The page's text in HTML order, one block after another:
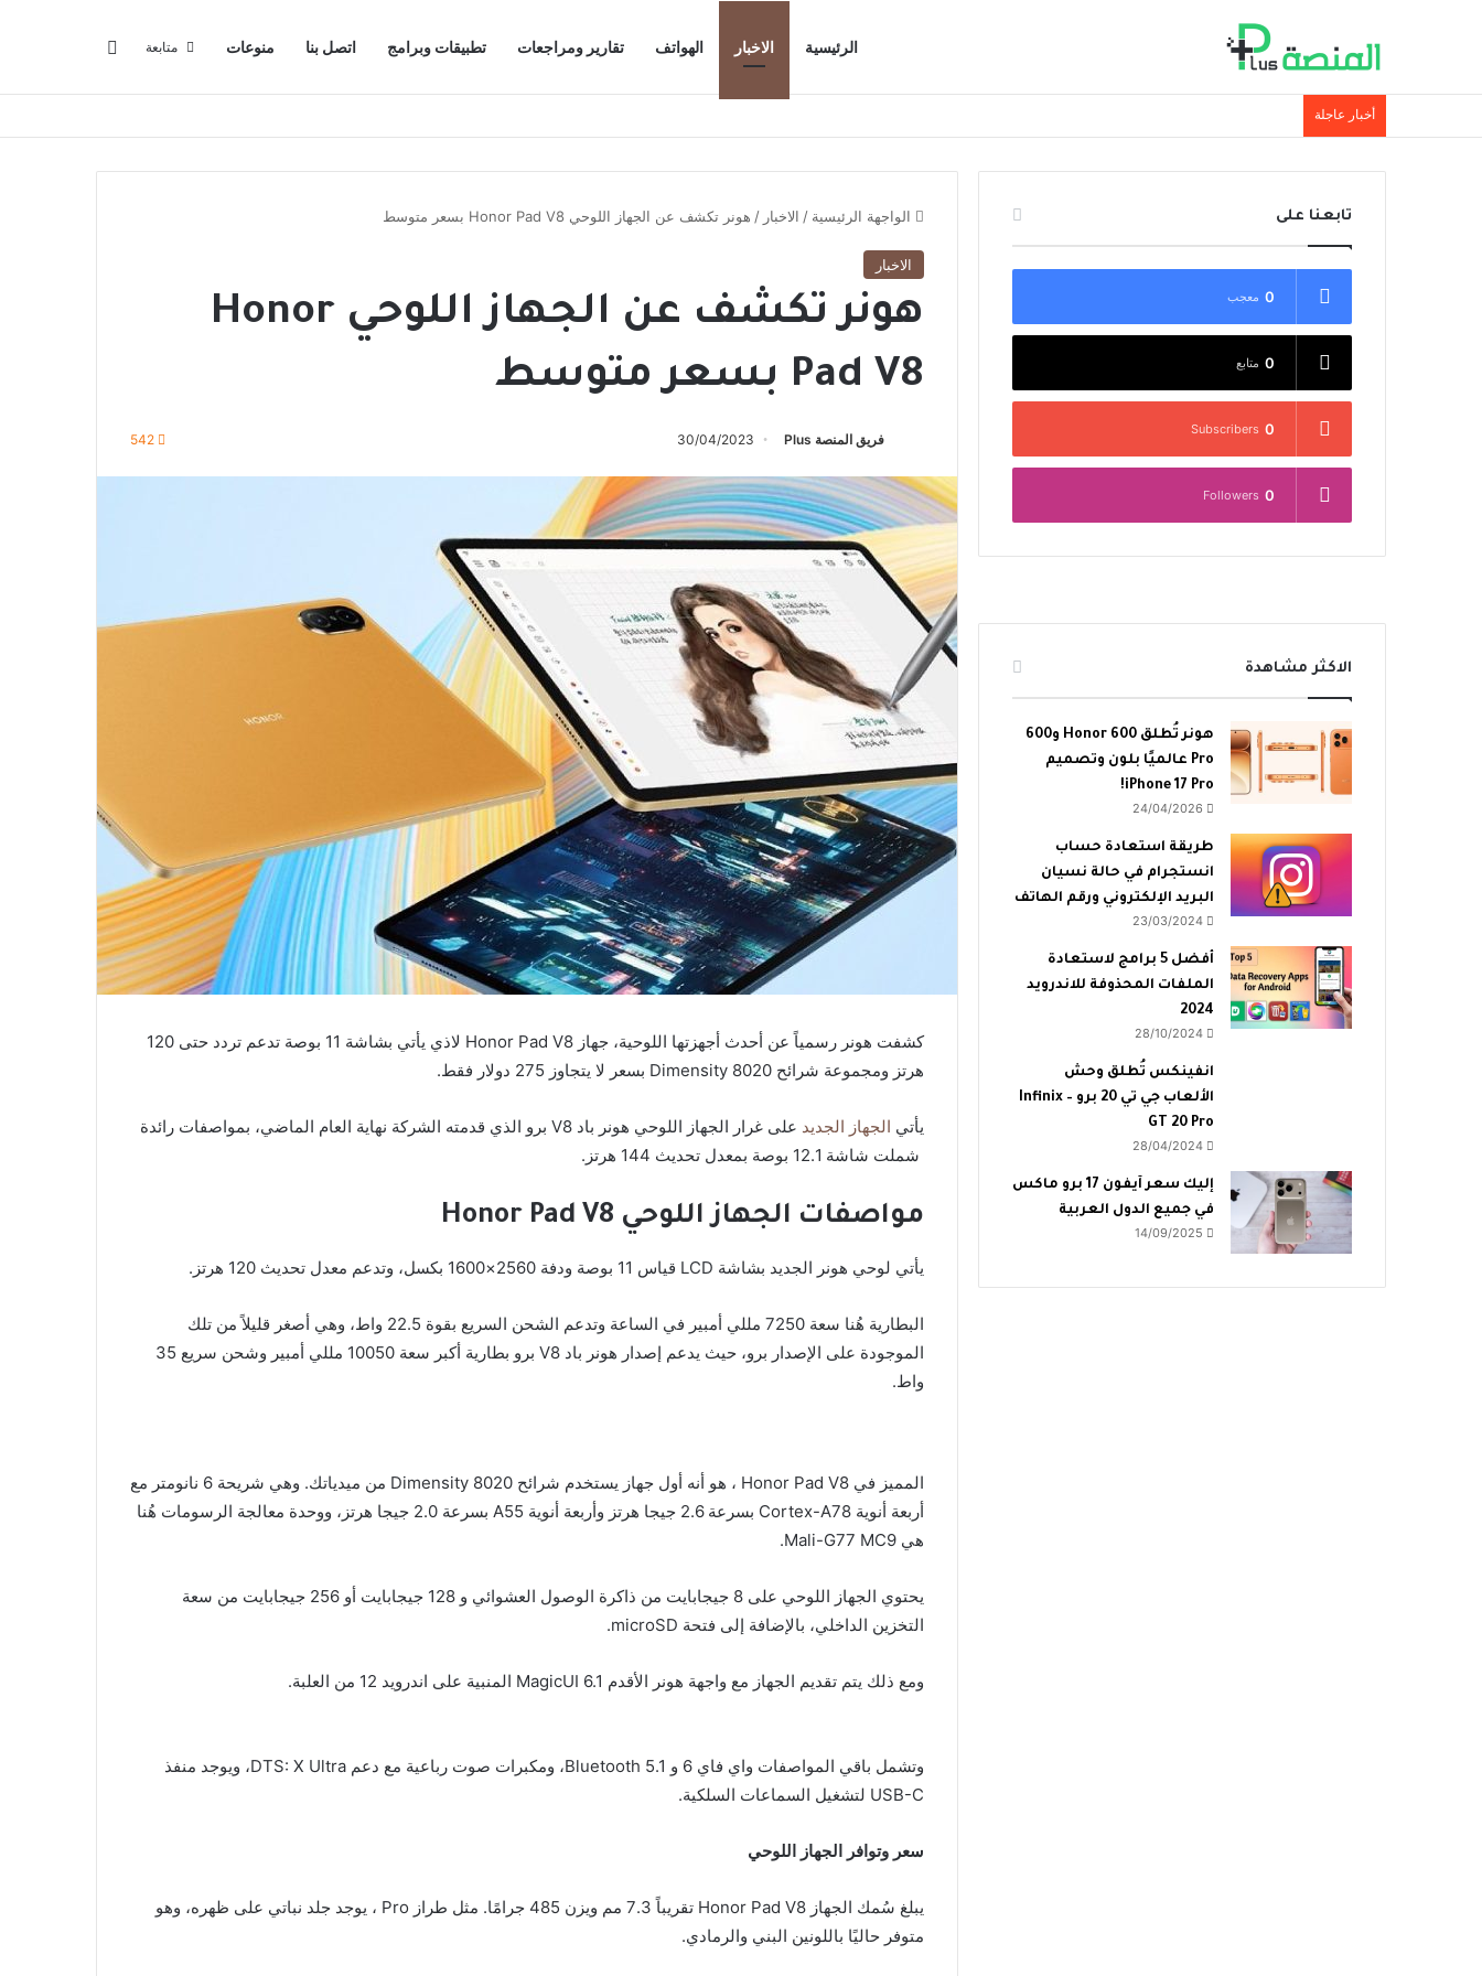
الرئيسية الاخبار الهواتف تقارير ومراجعات تطبيقات وبرامج اتصل بنا منوعات متابعة
أخبار عاجلة
الواجهة الرئيسية / الاخبار / هونر تكشف عن الجهاز اللوحي Honor Pad V8 بسعر متوسط
الاخبار
هونر تكشف عن الجهاز اللوحي Honor
Pad V8 بسعر متوسط
فريق المنصة Plus 30/04/2023
542
كشفت هونر رسمياً عن أحدث أجهزتها اللوحية، جهاز Honor Pad V8 لاذي يأتي بشاشة 11 بوصة تدعم تردد حتى 120
هرتز ومجموعة شرائح 8020 Dimensity بسعر لا يتجاوز 275 دولار فقط.
يأتي الجهاز الجديد
على غرار الجهاز اللوحي هونر باد V8 برو الذي قدمته الشركة نهاية العام الماضي، بمواصفات رائدة
شملت شاشة 12.1 بوصة بمعدل تحديث 144 هرتز.
مواصفات الجهاز اللوحي Honor Pad V8
يأتي لوحي هونر الجديد بشاشة LCD قياس 11 بوصة ودفة 2560×1600 بكسل، وتدعم معدل تحديث 120 هرتز.
البطارية هُنا سعة 7250 مللي أمبير في الساعة وتدعم الشحن السريع بقوة 22.5 واط، وهي أصغر قليلاً من تلك
الموجودة على الإصدار برو، حيث يدعم إصدار هونر باد V8 برو بطارية أكبر سعة 10050 مللي أمبير وشحن سريع 35
واط.
المميز في Honor Pad V8 ، هو أنه أول جهاز يستخدم شرائح Dimensity 8020 من ميدياتك. وهي شريحة 6 نانومتر مع
أربعة أنوية Cortex-A78 بسرعة 2.6 جيجا هرتز وأربعة أنوية A55 بسرعة 2.0 جيجا هرتز، ووحدة معالجة الرسومات هُنا
هي Mali-G77 MC9.
يحتوي الجهاز اللوحي على 8 جيجابايت من ذاكرة الوصول العشوائي و 128 جيجابايت أو 256 جيجابايت من سعة
التخزين الداخلي، بالإضافة إلى فتحة microSD.
ومع ذلك يتم تقديم الجهاز مع واجهة هونر الأقدم MagicUI 6.1 المنبية على اندرويد 12 من العلبة.
وتشمل باقي المواصفات واي فاي 6 و Bluetooth 5.1، ومكبرات صوت رباعية مع دعم DTS: X Ultra، ويوجد منفذ
USB-C لتشغيل السماعات السلكية.
سعر وتوافر الجهاز اللوحي
يبلغ سُمك الجهاز Honor Pad V8 تقريباً 7.3 مم ويزن 485 جرامًا. مثل طراز Pro ، يوجد جلد نباتي على ظهره، وهو
متوفر حاليًا باللونين البني والرمادي.
تابعنا على
0 معجب
0 متابع
0
Subscribers
0
Followers
الاكثر مشاهدة
هونر تُطلق Honor 600 و600
Pro عالميًا بلون وتصميم
iPhone 17 Pro!
24/04/2026
طريقة استعادة حساب
انستجرام في حالة نسيان
البريد الإلكتروني ورقم الهاتف
23/03/2024
أفضل 5 برامج لاستعادة
الملفات المحذوفة للاندرويد
2024
28/10/2024
انفينكس تُطلق وحش
الألعاب جي تي 20 برو – Infinix
GT 20 Pro
28/04/2024
إليك سعر آيفون 17 برو ماكس
في جميع الدول العربية
14/09/2025